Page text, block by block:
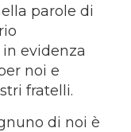
parole di
evidenza
noi e
fratelli.
di noi è